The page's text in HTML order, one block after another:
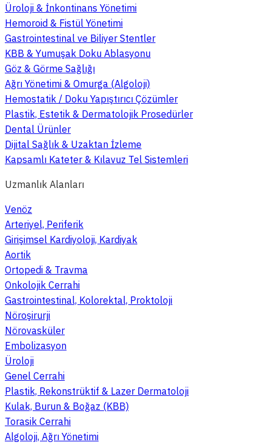
Üroloji & İnkontinans Yönetimi
Hemoroid & Fistül Yönetimi
Gastrointestinal ve Biliyer Stentler
KBB & Yumuşak Doku Ablasyonu
Göz & Görme Sağlığı
Ağrı Yönetimi & Omurga (Algoloji)
Hemostatik / Doku Yapıştırıcı Çözümler
Plastik, Estetik & Dermatolojik Prosedürler
Dental Ürünler
Dijital Sağlık & Uzaktan İzleme
Kapsamlı Kateter & Kılavuz Tel Sistemleri
Uzmanlık Alanları
Venöz
Arteriyel, Periferik
Girişimsel Kardiyoloji, Kardiyak
Aortik
Ortopedi & Travma
Onkolojik Cerrahi
Gastrointestinal, Kolorektal, Proktoloji
Nöroşirurji
Nörovasküler
Embolizasyon
Üroloji
Genel Cerrahi
Plastik, Rekonstrüktif & Lazer Dermatoloji
Kulak, Burun & Boğaz (KBB)
Torasik Cerrahi
Algoloji, Ağrı Yönetimi